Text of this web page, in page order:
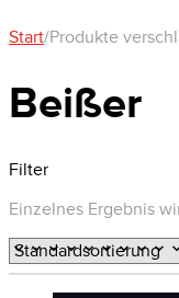
Start/Produkte
Beißer
Filter
Einzelnes Ergebnis